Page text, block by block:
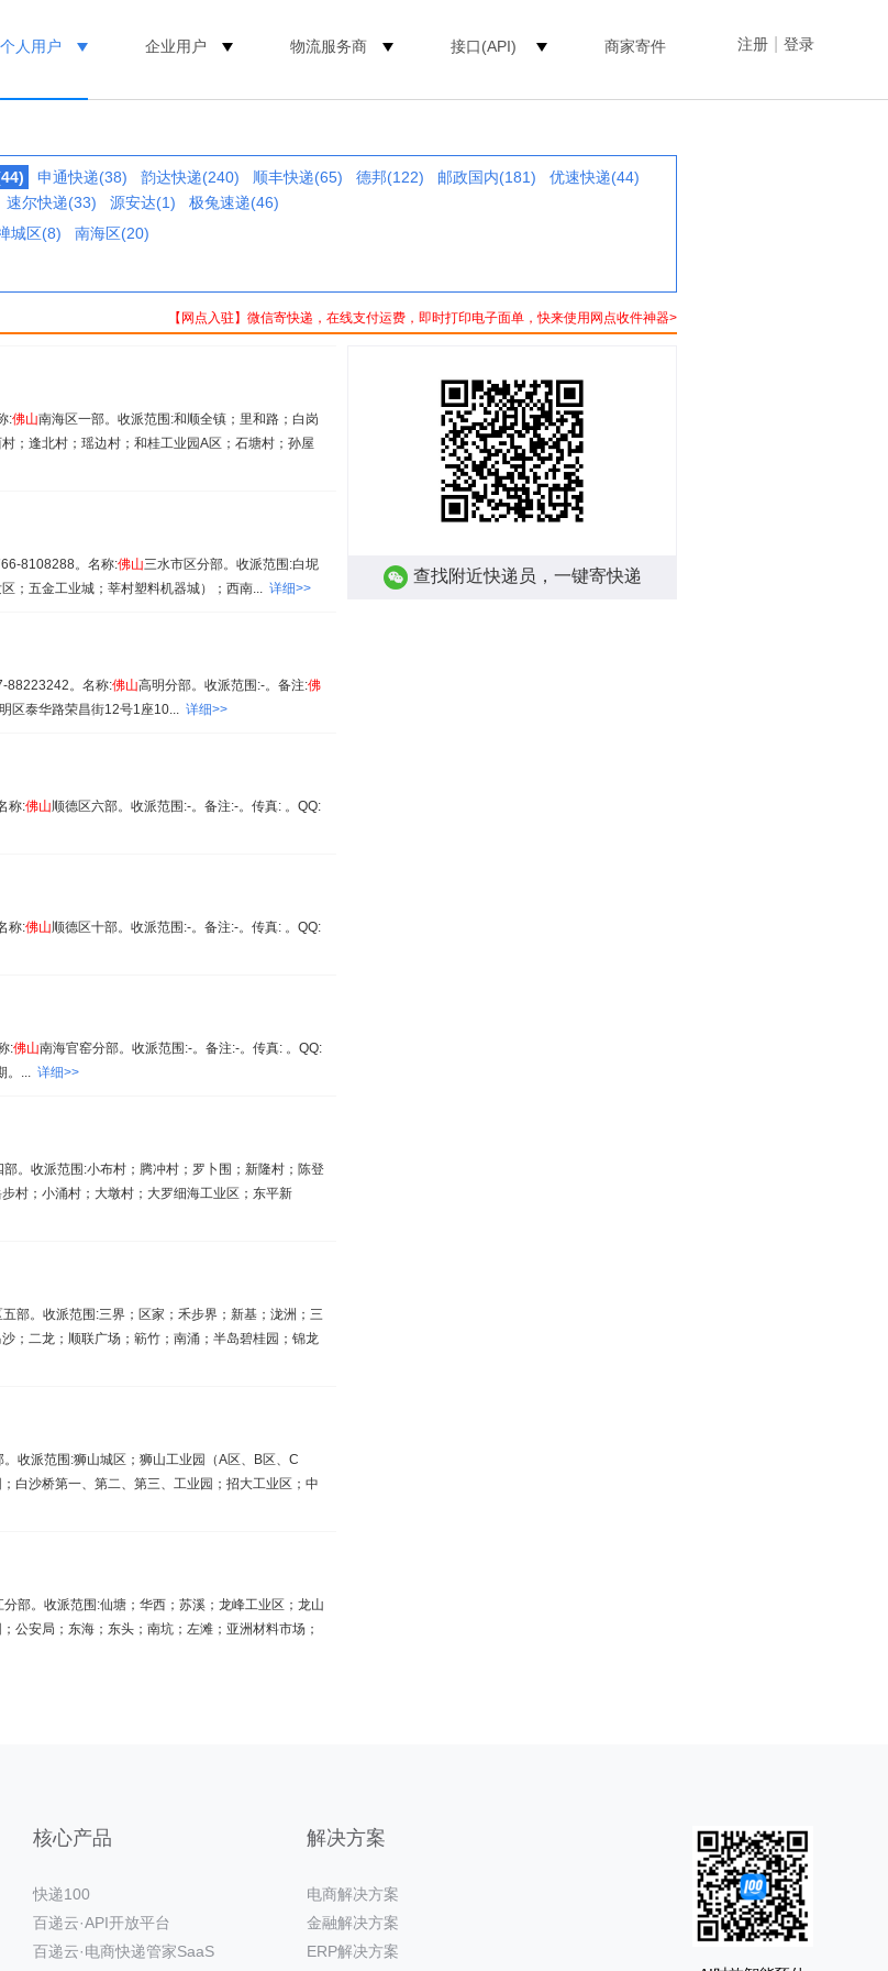
注册 登录
个人用户 企业用户 物流服务商 接口(API) 商家寄件
申通快递(38) 韵达快递(240) 顺丰快递(65) 德邦(122) 邮政国内(181)
优速快递(44)
速尔快递(33) 源安达(1)
极兔速递(46)
城区(8)
南海区(20)
【网点入驻】微信寄快递，在线支付运费，即时打印电子面单，快来使用网点收件神器>
:佛山南海区一部。收派范围:和顺全镇；里和路；白岗
；逢北村；瑶边村；和桂工业园A区；石塘村；孙屋
8108288。名称:佛山三水市区分部。收派范围:白坭
；五金工业城；莘村塑料机器城）；西南... 详细>>
88223242。名称:佛山高明分部。收派范围:-。备注:佛
区泰华路荣昌街12号1座10... 详细>>
称:佛山顺德区六部。收派范围:-。备注:-。传真: 。QQ:
称:佛山顺德区十部。收派范围:-。备注:-。传真: 。QQ:
:佛山南海官窑分部。收派范围:-。备注:-。传真: 。QQ:
。... 详细>>
部。收派范围:小布村；腾冲村；罗卜围；新隆村；陈登
村；小涌村；大墩村；大罗细海工业区；东平新
五部。收派范围:三界；区家；禾步界；新基；泷洲；三
；二龙；顺联广场；簕竹；南涌；半岛碧桂园；锦龙
。收派范围:狮山城区；狮山工业园（A区、B区、C
白沙桥第一、第二、第三、工业园；招大工业区；中
分部。收派范围:仙塘；华西；苏溪；龙峰工业区；龙山
公安局；东海；东头；南坑；左滩；亚洲材料市场；
查找附近快递员，一键寄快递
核心产品
快递100
百递云·API开放平台
百递云·电商快递管家SaaS
解决方案
电商解决方案
金融解决方案
ERP解决方案